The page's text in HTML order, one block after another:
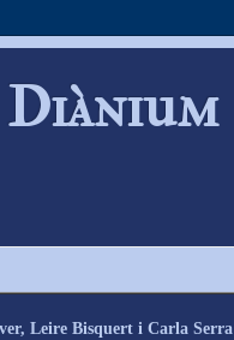
Leire Bisquert i Carla Serra